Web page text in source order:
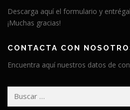
Descarga aquí el formulario y
¡Muchas gracias!
CONTACTA CON
Encuentra aquí nuestros datos de